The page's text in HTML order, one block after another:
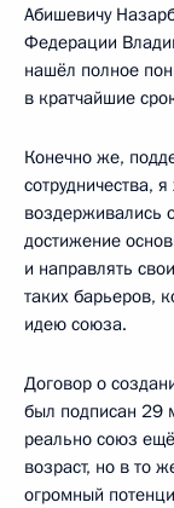
Абишевичу
Федерации
нашёл полное
в кратчайшие
Конечно же,
сотрудничества,
воздерживались
достижение
и направлять
таких барьеров,
идею союза.
Договор о
был подписан 29
реально союз
возраст, но в то
огромный